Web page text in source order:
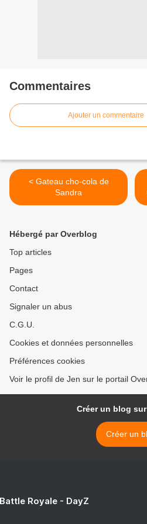
Commentaires
Ajouter un commentaire
< Gateau cho-cola de
Sandra
Hébergé par Overblog
Top articles
Pages
Contact
Signaler un abus
C.G.U.
Cookies et données personnelles
Préférences cookies
Voir le profil de Jen sur le portail
Créer un blog
Créer un
Royale - DayZ